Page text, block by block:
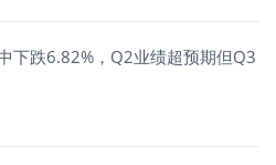
下跌6.82%，Q2业绩超预期但Q3